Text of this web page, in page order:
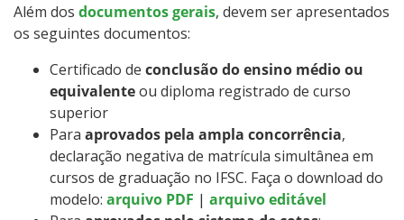
Além dos documentos gerais, devem ser apresentados
os seguintes documentos:
Certificado de conclusão do ensino médio ou
equivalenteou diploma registrado de curso
superior
Para aprovados pela ampla concorrência,
declaração negativa de matrícula simultânea em
cursos de graduação no IFSC. Faça o download do
modelo: arquivo PDF | arquivo editável